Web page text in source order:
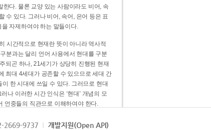
다. 물론 교양 있는 사람이라도 비어, 속
수 있다. 그러나 비어, 속어, 은어 등은 표
자제하여야 하는 말들이다.
시간적으로 현재란 뜻이 아니라 역사적
분과는 달리 언어 사용에서 현대를 구분
되곤 하나, 21세기가 상당히 진행된 현재
최대 4세대가 공존할 수 있으므로 세대 간
한 시대에 쓰일 수 있다. 그러므로 현대
나 이러한 시간 인식은 ‘현대’ 개념의 모
언중들의 직관으로 이해하여야 한다.
격을 가장 크게 드러내 주는 기준이다.
2669-9737 개발지원(Open API)